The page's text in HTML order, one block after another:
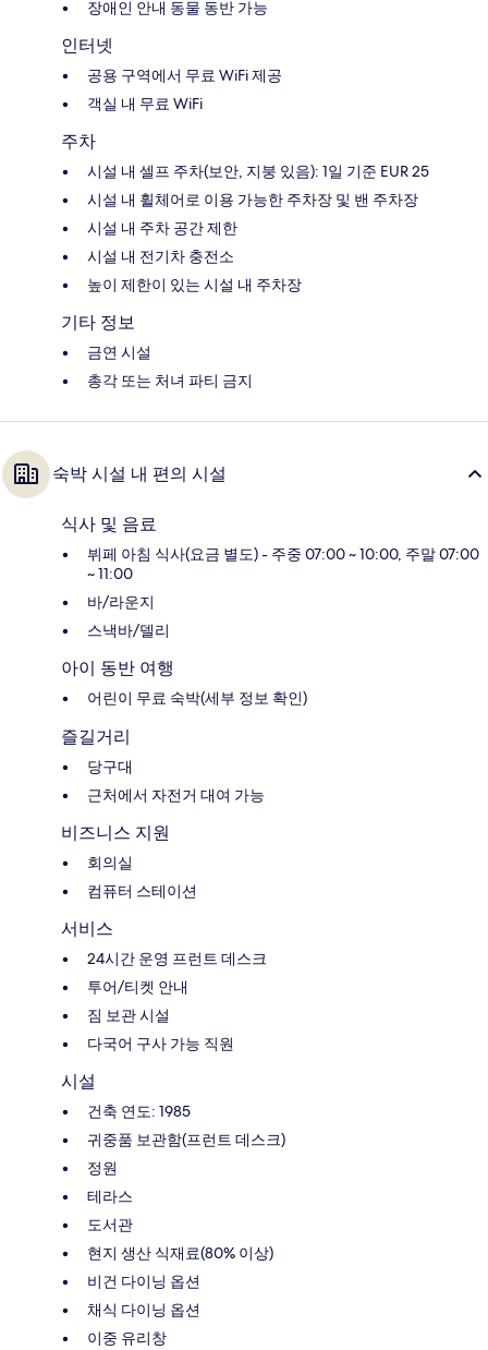
장애인 안내 동물 동반 가능
인터넷
공용 구역에서 무료 WiFi 제공
객실 내 무료 WiFi
주차
시설 내 셀프 주차(보안, 지붕 있음): 1일 기준 EUR 25
시설 내 휠체어로 이용 가능한 주차장 및 밴 주차장
시설 내 주차 공간 제한
시설 내 전기차 충전소
높이 제한이 있는 시설 내 주차장
기타 정보
금연 시설
총각 또는 처녀 파티 금지
숙박 시설 내 편의 시설
식사 및 음료
뷔페 아침 식사(요금 별도) - 주중 07:00 ~ 10:00, 주말 07:00
~ 11:00
바/라운지
스낵바/델리
아이 동반 여행
어린이 무료 숙박(세부 정보 확인)
즐길거리
당구대
근처에서 자전거 대여 가능
비즈니스 지원
회의실
컴퓨터 스테이션
서비스
24시간 운영 프런트 데스크
투어/티켓 안내
짐 보관 시설
다국어 구사 가능 직원
시설
건축 연도: 1985
귀중품 보관함(프런트 데스크)
정원
테라스
도서관
현지 생산 식재료(80% 이상)
비건 다이닝 옵션
채식 다이닝 옵션
이중 유리창